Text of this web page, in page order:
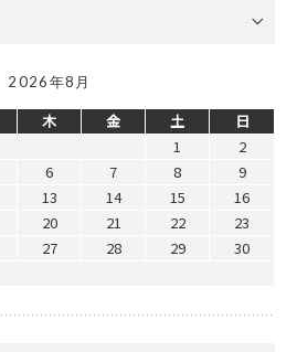
2026年8月
木 金 土
日
1
2
6 7 8
9
13 14 15
16
20 21 22
23
27 28 29
30